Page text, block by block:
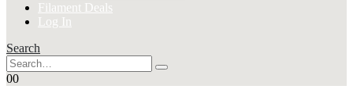
Filament Deals
Log In
Search
00